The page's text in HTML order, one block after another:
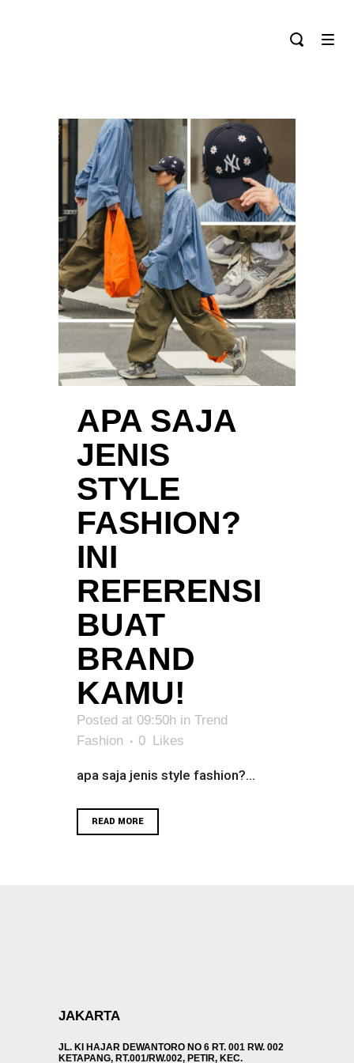
APA SAJA
JENIS
STYLE
FASHION?
INI
REFERENSI
BUAT
BRAND
KAMU!
Posted at 09:50h in Trend
Fashion
0 Likes
apa saja jenis style fashion?...
READ MORE
JAKARTA
JL. KI HAJAR DEWANTORO NO 6 RT. 001 RW. 002
KETAPANG, RT.001/RW.002, PETIR, KEC.